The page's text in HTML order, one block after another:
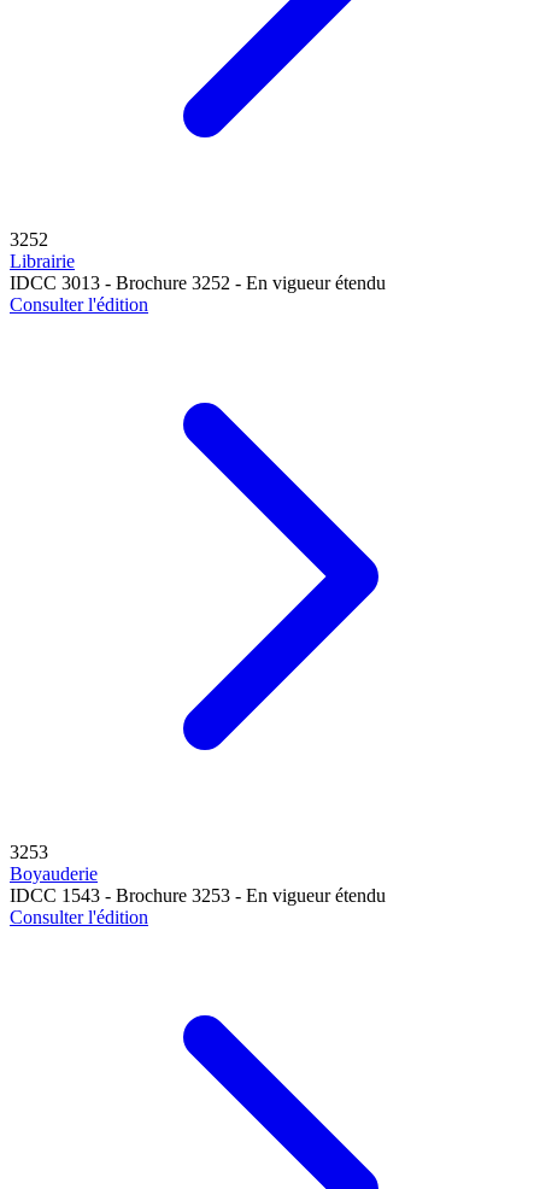
3252
Librairie
IDCC 3013 - Brochure 3252 - En vigueur étendu
Consulter l'édition
3253
Boyauderie
IDCC 1543 - Brochure 3253 - En vigueur étendu
Consulter l'édition